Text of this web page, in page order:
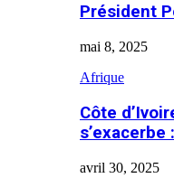
Président
mai 8, 2025
Afrique
Côte
avril 30, 2025